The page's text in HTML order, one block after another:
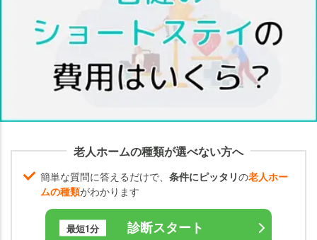
老人ホームの種類が選べない方へ
簡単な質問に答えるだけで、 条件にピッタリの老人ホー
ムの種類がわかります
最短1分 診断スタート
護
保
険
適
さ
れ
る
用